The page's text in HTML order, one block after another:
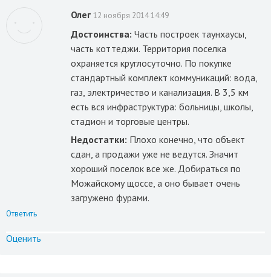
Олег 12 ноября 2014 14:49
Достоинства: Часть построек таунхаусы,
часть коттеджи. Территория поселка
охраняется круглосуточно. По покупке
стандартный комплект коммуникаций: вода,
газ, электричество и канализация. В 3,5 км
есть вся инфраструктура: больницы, школы,
стадион и торговые центры.
Недостатки: Плохо конечно, что объект
сдан, а продажи уже не ведутся. Значит
хороший поселок все же. Добираться по
Можайскому щоссе, а оно бывает очень
загружено фурами.
Ответить
Оценить